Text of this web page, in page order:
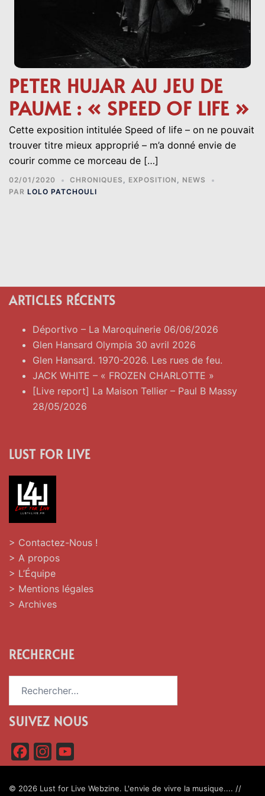
PETER HUJAR AU JEU DE
PAUME : « SPEED OF LIFE »
Cette exposition intitulée Speed of life – on ne pouvait
trouver titre mieux approprié – m’a donné envie de
courir comme ce morceau de […]
02/01/2020 CHRONIQUES , EXPOSITION , NEWS
PAR LOLO PATCHOULI
ARTICLES RÉCENTS
Déportivo – La Maroquinerie 06/06/2026
Glen Hansard Olympia 30 avril 2026
Glen Hansard. 1970-2026. Les rues de feu.
JACK WHITE – « FROZEN CHARLOTTE »
[Live report] La Maison Tellier – Paul B Massy
28/05/2026
LUST FOR LIVE
> Contactez-Nous !
> A propos
> L’Équipe
> Mentions légales
> Archives
RECHERCHE
SUIVEZ NOUS
a
c
n
s
o
u
© 2026 Lust for Live Webzine. L'envie de vivre la musique.... //